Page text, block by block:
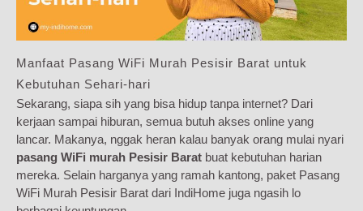
Manfaat Pasang WiFi Murah Pesisir Barat untuk
Kebutuhan Sehari-hari
Sekarang, siapa sih yang bisa hidup tanpa internet? Dari
kerjaan sampai hiburan, semua butuh akses online yang
lancar. Makanya, nggak heran kalau banyak orang mulai nyari
pasang WiFi murah Pesisir Barat buat kebutuhan harian
mereka. Selain harganya yang ramah kantong, paket Pasang
WiFi Murah Pesisir Barat dari IndiHome juga ngasih lo